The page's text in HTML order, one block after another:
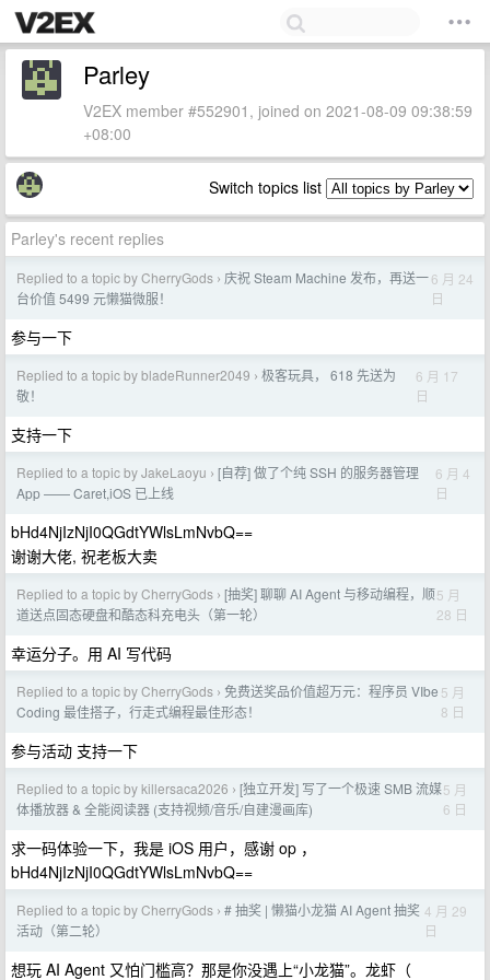
Parley
V2EX member #552901, joined on 2021-08-09 09:38:59
+08:00
Switch topics list
Parley's recent replies
Replied to a topic by CherryGods › 庆祝 Steam Machine 发布，再送一
台价值 5499 元懒猫微服！
6 月 24
日
参与一下
Replied to a topic by bladeRunner2049 › 极客玩具， 618 先送为
敬！
6 月 17
日
支持一下
Replied to a topic by JakeLaoyu › [自荐] 做了个纯 SSH 的服务器管理
App —— Caret,iOS 已上线
6 月 4
日
bHd4NjIzNjI0QGdtYWlsLmNvbQ==
谢谢大佬, 祝老板大卖
Replied to a topic by CherryGods › [抽奖] 聊聊 AI Agent 与移动编程，顺
道送点固态硬盘和酷态科充电头（第一轮）
5 月
28 日
幸运分子。用 AI 写代码
Replied to a topic by CherryGods › 免费送奖品价值超万元：程序员 VIbe
Coding 最佳搭子，行走式编程最佳形态！
5 月
8 日
参与活动 支持一下
Replied to a topic by killersaca2026 › [独立开发] 写了一个极速 SMB 流媒
体播放器 & 全能阅读器 (支持视频/音乐/自建漫画库)
5 月
6 日
求一码体验一下，我是 iOS 用户，感谢 op ，
bHd4NjIzNjI0QGdtYWlsLmNvbQ==
Replied to a topic by CherryGods › # 抽奖 | 懒猫小龙猫 AI Agent 抽奖
活动（第二轮）
4 月 29
日
想玩 AI Agent 又怕门槛高？那是你没遇上“小龙猫”。龙虾（